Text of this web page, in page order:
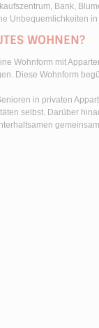
Bank,
Unbequemlichkeiten
WOHNEN?
Wohnform mit
Diese Wohnform
in privaten
selbst. Darüber